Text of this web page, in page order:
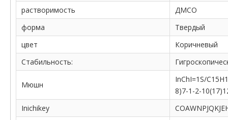
растворимость
ДМСО
форма
Твердый
цвет
Коричневый
Стабильность:
Мюшн
InChI=1S/
8)7-1-2-
Inichikey